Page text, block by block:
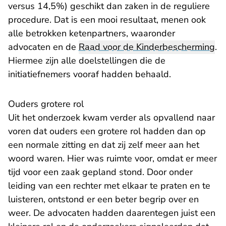
versus 14,5%) geschikt dan zaken in de reguliere
procedure. Dat is een mooi resultaat, menen ook
alle betrokken ketenpartners, waaronder
advocaten en de Raad voor de Kinderbescherming.
Hiermee zijn alle doelstellingen die de
initiatiefnemers vooraf hadden behaald.
Ouders grotere rol
Uit het onderzoek kwam verder als opvallend naar
voren dat ouders een grotere rol hadden dan op
een normale zitting en dat zij zelf meer aan het
woord waren. Hier was ruimte voor, omdat er meer
tijd voor een zaak gepland stond. Door onder
leiding van een rechter met elkaar te praten en te
luisteren, ontstond er een beter begrip over en
weer. De advocaten hadden daarentegen juist een